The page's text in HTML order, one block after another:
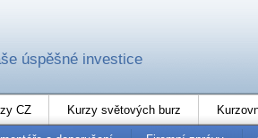
úspěšné investice
CZ Kurzy světových burz